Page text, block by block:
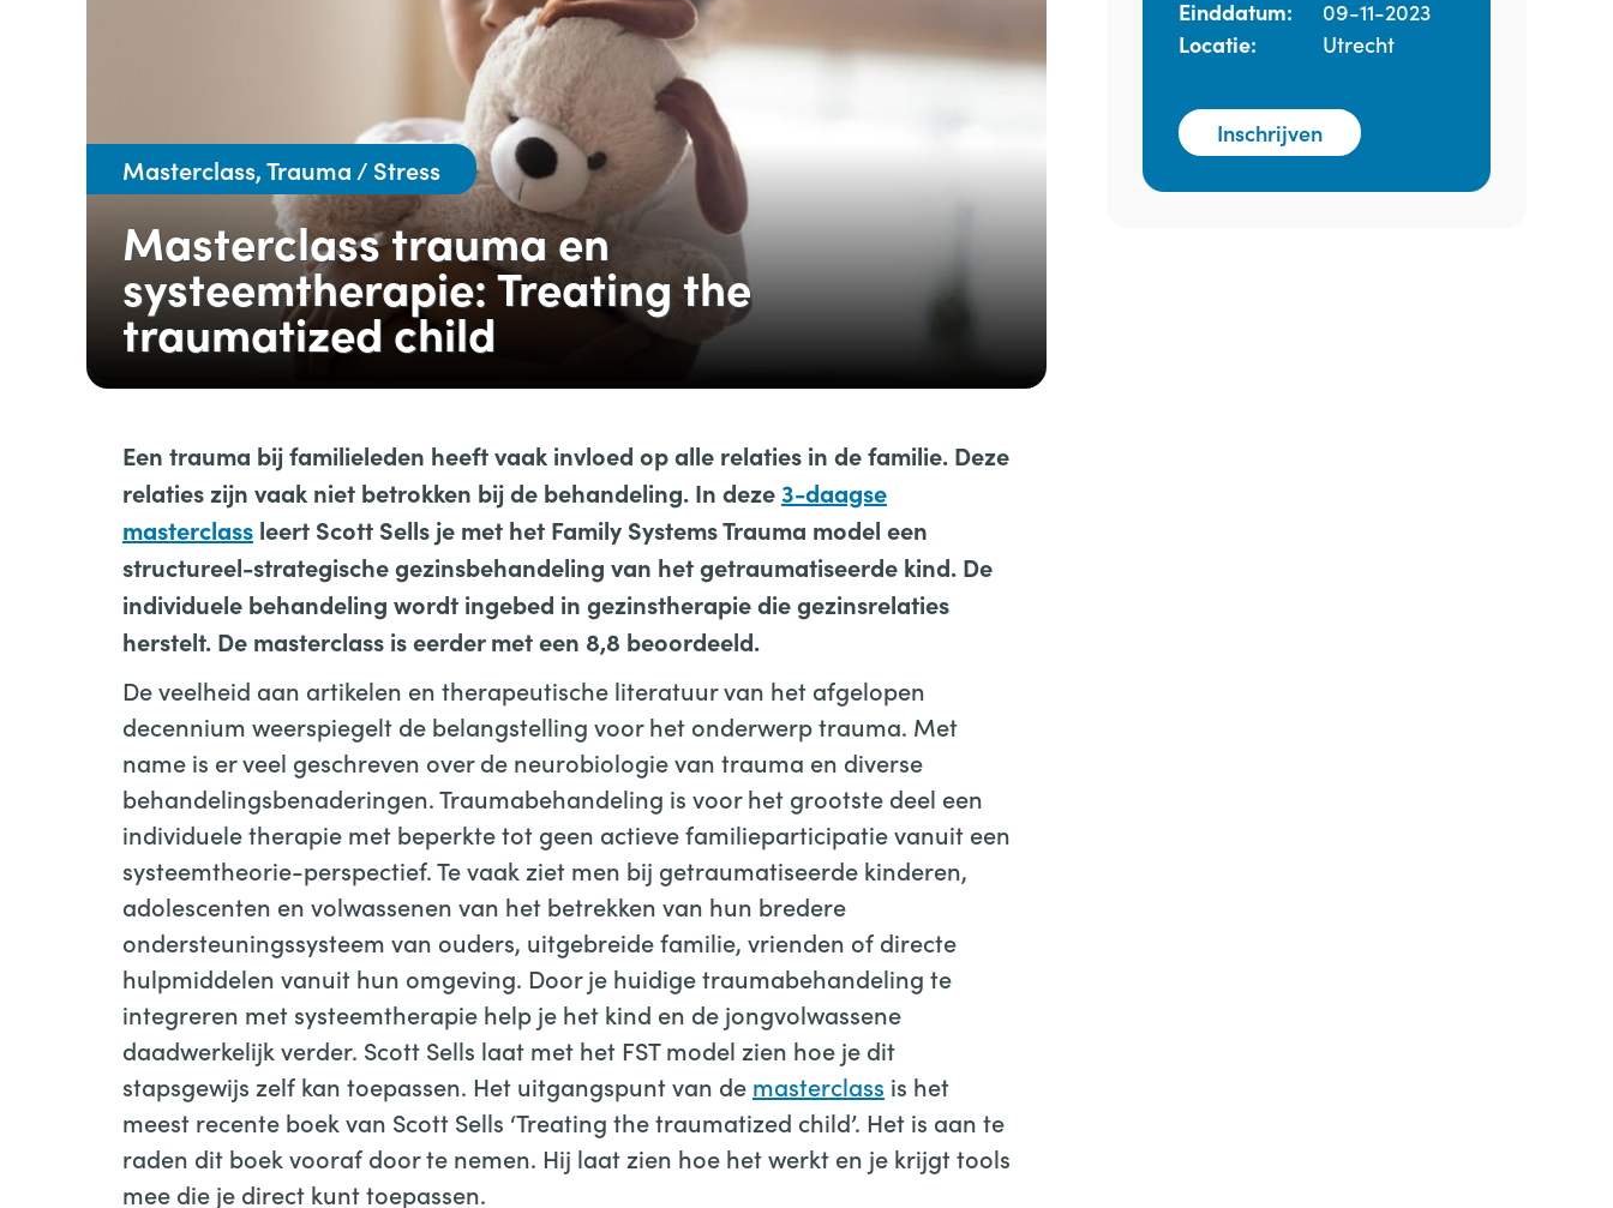
Masterclass, Trauma / Stress
Masterclass trauma en
systeemtherapie: Treating the
traumatized child
Een trauma bij familieleden heeft vaak invloed op alle relaties in de familie. Deze
relaties zijn vaak niet betrokken bij de behandeling. In deze3-daagse
masterclass leert Scott Sells je met het Family Systems Trauma model een
structureel-strategische gezinsbehandeling van het getraumatiseerde kind. De
individuele behandeling wordt ingebed in gezinstherapie die gezinsrelaties
herstelt. De masterclass is eerder met een 8,8 beoordeeld.
De veelheid aan artikelen en therapeutische literatuur van het afgelopen
decennium weerspiegelt de belangstelling voor het onderwerp trauma. Met
name is er veel geschreven over de neurobiologie van trauma en diverse
behandelingsbenaderingen. Traumabehandeling is voor het grootste deel een
individuele therapie met beperkte tot geen actieve familieparticipatie vanuit een
systeemtheorie-perspectief. Te vaak ziet men bij getraumatiseerde kinderen,
adolescenten en volwassenen van het betrekken van hun bredere
ondersteuningssysteem van ouders, uitgebreide familie, vrienden of directe
hulpmiddelen vanuit hun omgeving. Door je huidige traumabehandeling te
integreren met systeemtherapie help je het kind en de jongvolwassene
daadwerkelijk verder. Scott Sells laat met het FST model zien hoe je dit
stapsgewijs zelf kan toepassen. Het uitgangspunt van de masterclass is het
meest recente boek van Scott Sells ‘Treating the traumatized child’. Het is aan te
raden dit boek vooraf door te nemen. Hij laat zien hoe het werkt en je krijgt tools
mee die je direct kunt toepassen.
Einddatum:
09-11-2023
Locatie:
Utrecht
Inschrijven